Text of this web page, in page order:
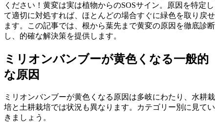
ください！黄変は実は植物からのSOSサイン。原因を特定し
て適切に対処すれば、ほとんどの場合すぐに緑色を取り戻せ
ます。この記事では、根から葉先まで黄変の原因を徹底診断
し、的確な解決策を提供します。
ミリオンバンブーが黄色くなる一般的
な原因
ミリオンバンブーが黄色くなる原因は多岐にわたり、水耕栽
培と土耕栽培では状況も異なります。カテゴリー別に見てい
きましょう。